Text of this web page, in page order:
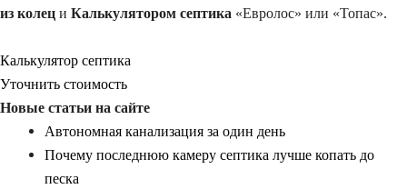
из колец и Калькулятором септика «Евролос» или «Топас».
Калькулятор септика
Уточнить стоимость
Новые статьи на сайте
Автономная канализация за один день
Почему последнюю камеру септика лучше копать до
песка